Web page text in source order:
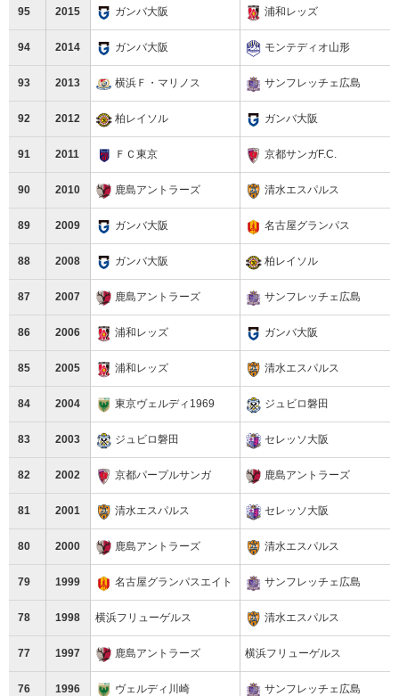
95 2015 ガンバ大阪 浦和レッズ
94 2014 ガンバ大阪 モンテディオ山形
93 2013 横浜Ｆ・マリノス サンフレッチェ広島
92 2012 柏レイソル ガンバ大阪
91 2011 ＦＣ東京 京都サンガF.C.
90 2010 鹿島アントラーズ 清水エスパルス
89 2009 ガンバ大阪 名古屋グランパス
88 2008 ガンバ大阪 柏レイソル
87 2007 鹿島アントラーズ サンフレッチェ広島
86 2006 浦和レッズ ガンバ大阪
85 2005 浦和レッズ 清水エスパルス
84 2004 東京ヴェルディ1969 ジュビロ磐田
83 2003 ジュビロ磐田 セレッソ大阪
82 2002 京都パープルサンガ 鹿島アントラーズ
81 2001 清水エスパルス セレッソ大阪
80 2000 鹿島アントラーズ 清水エスパルス
79 1999 名古屋グランパスエイト サンフレッチェ広島
78 1998 横浜フリューゲルス 清水エスパルス
77 1997 鹿島アントラーズ 横浜フリューゲルス
76 1996 ヴェルディ川崎 サンフレッチェ広島